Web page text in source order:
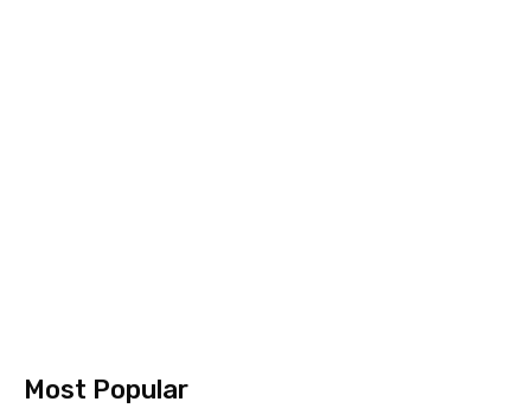
Most Popular